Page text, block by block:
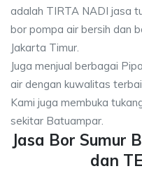
adalah TIRTA NADI jasa
bor pompa air bersih dan
Jakarta Timur.
Juga menjual berbagai
air dengan kuwalitas
Kami juga membuka
sekitar Batuampar.
Jasa Bor Sumur
dan